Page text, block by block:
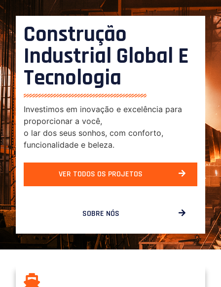
Construção
Industrial Global E
Tecnologia
Investimos em inovação e excelência para
proporcionar a você,
o lar dos seus sonhos, com conforto,
funcionalidade e beleza.
VER TODOS OS PROJETOS
SOBRE NÓS